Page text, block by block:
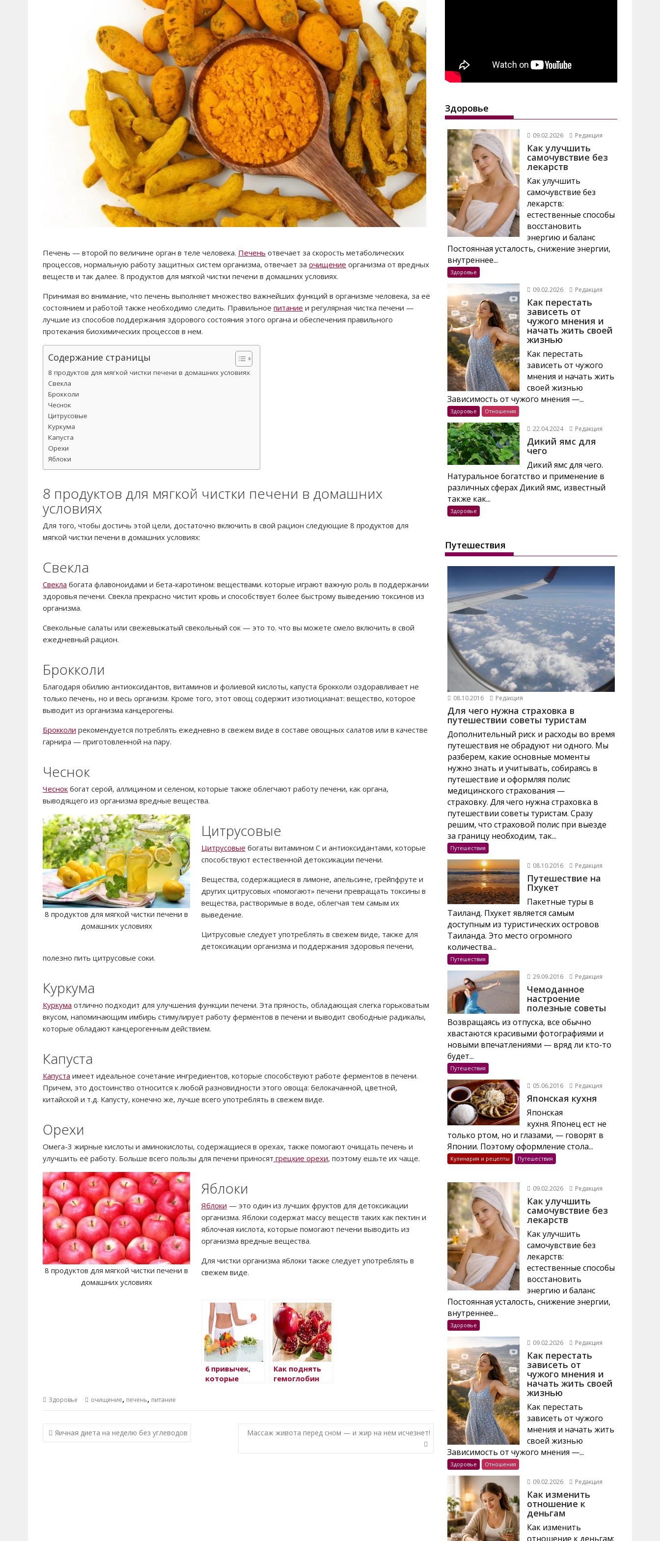
Печень — второй по величине орган в теле человека. Печень отвечает за скорость метаболических
процессов, нормальную работу защитных систем организма, отвечает за очищение организма от вредных
веществ и так далее. 8 продуктов для мягкой чистки печени в домашних условиях.
Принимая во внимание, что печень выполняет множество важнейших функций в организме человека, за её
состоянием и работой также необходимо следить. Правильное питание и регулярная чистка печени —
лучшие из способов поддержания здорового состояния этого органа и обеспечения правильного
протекания биохимических процессов в нем.
Содержание страницы
8 продуктов для мягкой чистки печени в домашних условиях
Свекла
Брокколи
Чеснок
Цитрусовые
Куркума
Капуста
Орехи
Яблоки
8 продуктов для мягкой чистки печени в домашних
условиях
Для того, чтобы достичь этой цели, достаточно включить в свой рацион следующие 8 продуктов для
мягкой чистки печени в домашних условиях:
Свекла
Свекла богата флавоноидами и бета-каротином: веществами. которые играют важную роль в поддержании
здоровья печени. Свекла прекрасно чистит кровь и способствует более быстрому выведению токсинов из
организма.
Свекольные салаты или свежевыжатый свекольный сок — это то. что вы можете смело включить в свой
ежедневный рацион.
Брокколи
Благодаря обилию антиоксидантов, витаминов и фолиевой кислоты, капуста брокколи оздоравливает не
только печень, но и весь организм. Кроме того, этот овощ содержит изотиоцианат: вещество, которое
выводит из организма канцерогены.
Брокколи рекомендуется потреблять ежедневно в свежем виде в составе овощных салатов или в качестве
гарнира — приготовленной на пару.
Чеснок
Чеснок богат серой, аллицином и селеном, которые также облегчают работу печени, как органа,
выводящего из организма вредные вещества.
8 продуктов для мягкой чистки печени в
домашних условиях
Цитрусовые
Цитрусовые богаты витамином С и антиоксидантами, которые
способствуют естественной детоксикации печени.
Вещества, содержащиеся в лимоне, апельсине, грейпфруте и
других цитрусовых «помогают» печени превращать токсины в
вещества, растворимые в воде, облегчая тем самым их
выведение.
Цитрусовые следует употреблять в свежем виде, также для
детоксикации организма и поддержания здоровья печени,
полезно пить цитрусовые соки.
Куркума
Куркума отлично подходит для улучшения функции печени. Эта пряность, обладающая слегка горьковатым
вкусом, напоминающим имбирь стимулирует работу ферментов в печени и выводит свободные радикалы,
которые обладают канцерогенным действием.
Капуста
Капуста имеет идеальное сочетание ингредиентов, которые способствуют работе ферментов в печени.
Причем, это достоинство относится к любой разновидности этого овоща: белокачанной, цветной,
китайской и т.д. Капусту, конечно же, лучше всего употреблять в свежем виде.
Орехи
Омега-3 жирные кислоты и аминокислоты, содержащиеся в орехах, также помогают очищать печень и
улучшить её работу. Больше всего пользы для печени приносят грецкие орехи, поэтому ешьте их чаще.
8 продуктов для мягкой чистки печени в
домашних условиях
Яблоки
Яблоки — это один из лучших фруктов для детоксикации
организма. Яблоки содержат массу веществ таких как пектин и
яблочная кислота, которые помогают печени выводить из
организма вредные вещества.
Для чистки организма яблоки также следует употреблять в
свежем виде.
6 привычек,
которые
Как поднять
гемоглобин
Здоровье очищение, печень, питание
Навигация
по
Яичная диета на неделю без углеводов Массаж живота перед сном — и жир на нем исчезнет!
Здоровье
09.02.2026 Редакция
Как улучшить
самочувствие без
лекарств
Как улучшить
самочувствие без
лекарств:
естественные способы
восстановить
энергию и баланс
Постоянная усталость, снижение энергии,
внутреннее...
Здоровье
09.02.2026 Редакция
Как перестать
зависеть от
чужого мнения и
начать жить своей
жизнью
Как перестать
зависеть от чужого
мнения и начать жить
своей жизнью
Зависимость от чужого мнения —...
Здоровье Отношения
22.04.2024 Редакция
Дикий ямс для
чего
Дикий ямс для чего.
Натуральное богатство и применение в
различных сферах Дикий ямс, известный
также как...
Здоровье
Путешествия
08.10.2016 Редакция
Для чего нужна страховка в
путешествии советы туристам
Дополнительный риск и расходы во время
путешествия не обрадуют ни одного. Мы
разберем, какие основные моменты
нужно знать и учитывать, собираясь в
путешествие и оформляя полис
медицинского страхования —
страховку. Для чего нужна страховка в
путешествии советы туристам. Сразу
решим, что страховой полис при выезде
за границу необходим, так...
Путешествия
08.10.2016 Редакция
Путешествие на
Пхукет
Пакетные туры в
Таиланд. Пхукет является самым
доступным из туристических островов
Таиланда. Это место огромного
количества...
Путешествия
29.09.2016 Редакция
Чемоданное
настроение
полезные советы
Возвращаясь из отпуска, все обычно
хвастаются красивыми фотографиями и
новыми впечатлениями — вряд ли кто-то
будет...
Путешествия
05.06.2016 Редакция
Японская кухня
Японская
кухня. Японец ест не
только ртом, но и глазами, — говорят в
Японии. Поэтому оформление стола...
Кулинария и рецепты Путешествия
09.02.2026 Редакция
Как улучшить
самочувствие без
лекарств
Как улучшить
самочувствие без
лекарств:
естественные способы
восстановить
энергию и баланс
Постоянная усталость, снижение энергии,
внутреннее...
Здоровье
09.02.2026 Редакция
Как перестать
зависеть от
чужого мнения и
начать жить своей
жизнью
Как перестать
зависеть от чужого
мнения и начать жить
своей жизнью
Зависимость от чужого мнения —...
Здоровье Отношения
09.02.2026 Редакция
Как изменить
отношение к
деньгам
Как изменить
отношение к деньгам: